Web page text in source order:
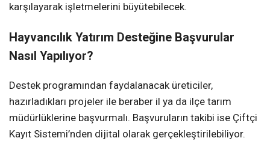
karşılayarak işletmelerini büyütebilecek.
Hayvancılık Yatırım Desteğine Başvurular
Nasıl Yapılıyor?
Destek programından faydalanacak üreticiler,
hazırladıkları projeler ile beraber il ya da ilçe tarım
müdürlüklerine başvurmalı. Başvuruların takibi ise Çiftçi
Kayıt Sistemi’nden dijital olarak gerçekleştirilebiliyor.